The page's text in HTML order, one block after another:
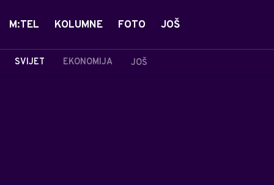
SVIJET EKONOMIJA JOŠ
M:TEL KOLUMNE FOTO JOŠ